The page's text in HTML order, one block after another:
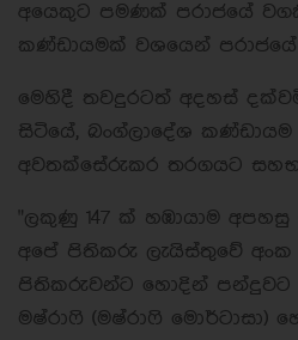
අයෙකුට පමණක් පරාජයේ
කණ්ඩායමක් වශයෙන්
මෙහිදී තවදුරටත් අදහස්
සිටියේ, බංග්ලාදේශ
අවතක්සේරුකර තරගයට
"ලකුණු 147 ක් හඹායාම
අපේ පිතිකරු ලැයිස්තුවේ අංක
පිතිකරුවන්ට හොදින් පන්දුවට
මෂ්රාෆි (මෂ්රාෆි මොර්ටාසා)